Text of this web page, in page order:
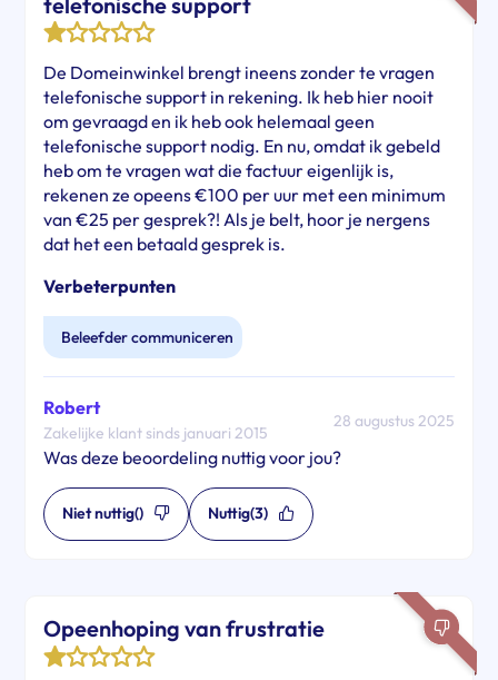
De Domeinwinkel brengt ineens zonder te vragen
telefonische support in rekening. Ik heb hier nooit
om gevraagd en ik heb ook helemaal geen
telefonische support nodig. En nu, omdat ik gebeld
heb om te vragen wat die factuur eigenlijk is,
rekenen ze opeens €100 per uur met een minimum
van €25 per gesprek?! Als je belt, hoor je nergens
dat het een betaald gesprek is.
Verbeterpunten
Beleefder communiceren
Robert
Zakelijke klant sinds januari 2015
28 augustus 2025
Was deze beoordeling nuttig voor jou?
Niet nuttig() Nuttig(3)
Opeenhoping van frustratie